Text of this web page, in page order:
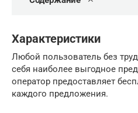
Характеристики
Любой пользователь без
себя наиболее выгодное
оператор предоставляет
каждого предложения.